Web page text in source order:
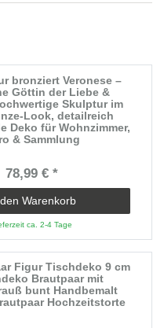
bronziert Veronese –
Göttin der Liebe &
Skulptur im
Look, detailreich
Deko für Wohnzimmer,
& Sammlung
78,99 € *
Warenkorb
ca. 2-4 Tage
Figur Tischdeko 9 cm
Brautpaar mit
bunt Handbemalt
Hochzeitstorte